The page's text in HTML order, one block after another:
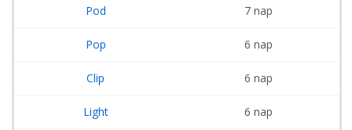
Pod 7 nap
Pop 6 nap
Clip 6 nap
Light 6 nap